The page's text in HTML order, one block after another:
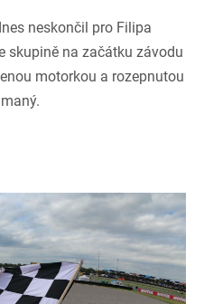
neskončil pro Filipa
skupině na začátku závodu
motorkou a rozepnutou